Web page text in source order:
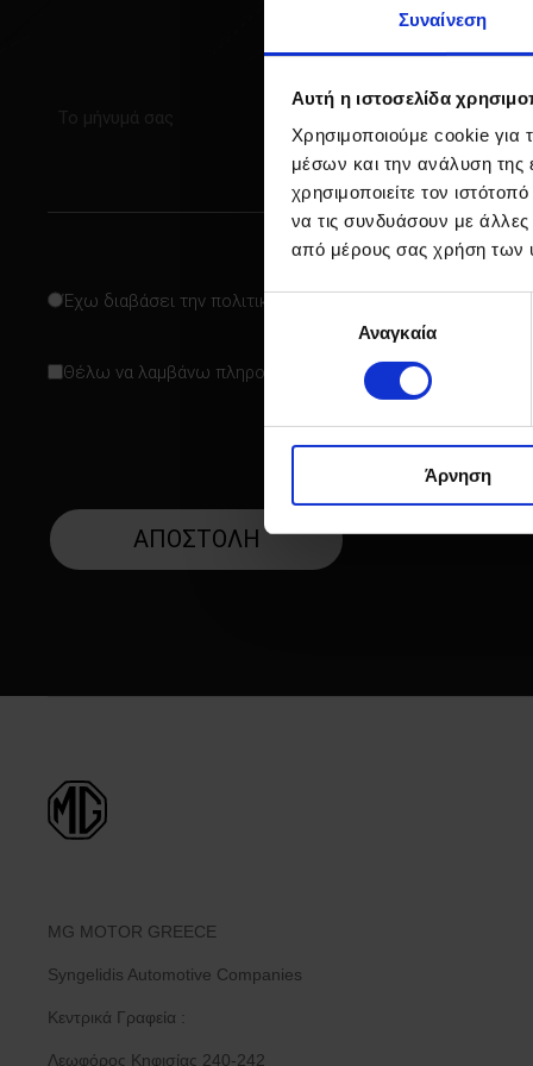
Συναίνεση
Αυτή η ιστοσελίδα
Χρησιμοποιούμε cookie για
μέσων και την ανάλυση της
χρησιμοποιείτε τον
να τις συνδυάσουν με
από μέρους σας χρήση των
Επιλογή
συγκατάθεσηςΑναγκαία
Άρνηση
Έχω διαβάσει την πολιτική απορρήτου
Newsletter
Θέλω να λαμβάνω πληροφορίες και προσφορές απο την
MG MOTOR GREECE
Syngelidis Automotive Companies
Κεντρικά Γραφεία :
Λεωφόρος Κηφισίας 240-242